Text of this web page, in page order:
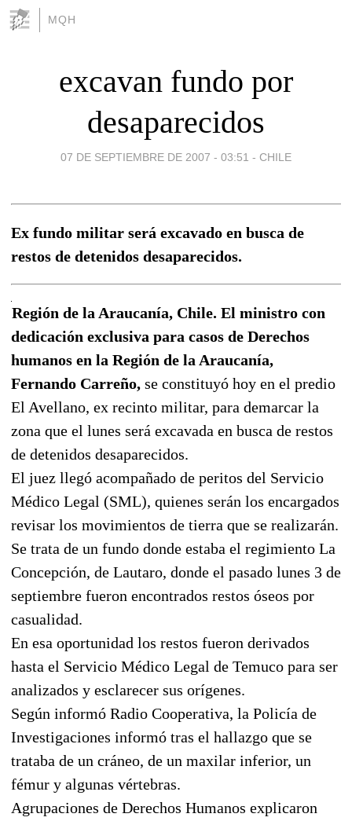
MQH
excavan fundo por
desaparecidos
07 DE SEPTIEMBRE DE 2007 - 03:51 - CHILE
Ex fundo militar será excavado en busca de
restos de detenidos desaparecidos.
Región de la Araucanía, Chile. El ministro con
dedicación exclusiva para casos de Derechos
humanos en la Región de la Araucanía,
Fernando Carreño, se constituyó hoy en el predio
El Avellano, ex recinto militar, para demarcar la
zona que el lunes será excavada en busca de restos
de detenidos desaparecidos.
El juez llegó acompañado de peritos del Servicio
Médico Legal (SML), quienes serán los encargados
revisar los movimientos de tierra que se realizarán.
Se trata de un fundo donde estaba el regimiento La
Concepción, de Lautaro, donde el pasado lunes 3 de
septiembre fueron encontrados restos óseos por
casualidad.
En esa oportunidad los restos fueron derivados
hasta el Servicio Médico Legal de Temuco para ser
analizados y esclarecer sus orígenes.
Según informó Radio Cooperativa, la Policía de
Investigaciones informó tras el hallazgo que se
trataba de un cráneo, de un maxilar inferior, un
fémur y algunas vértebras.
Agrupaciones de Derechos Humanos explicaron